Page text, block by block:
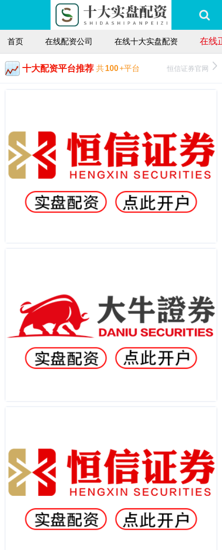
首页 在线配资公司 在线十大实盘配资 在线
十大配资平台推荐 共100+平台 恒信证券官网